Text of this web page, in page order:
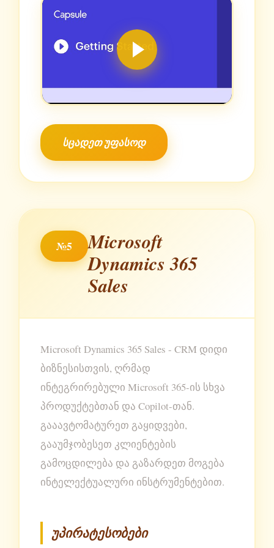
სცადეთ უფასოდ
№5
Microsoft
Dynamics 365
Sales
Microsoft Dynamics 365 Sales - CRM დიდი
ბიზნესისთვის, ღრმად
ინტეგრირებული Microsoft 365-ის სხვა
პროდუქტებთან და Copilot-თან.
გააავტომატურეთ გაყიდვები,
გააუმჯობესეთ კლიენტების
გამოცდილება და გაზარდეთ მოგება
ინტელექტუალური ინსტრუმენტებით.
უპირატესობები